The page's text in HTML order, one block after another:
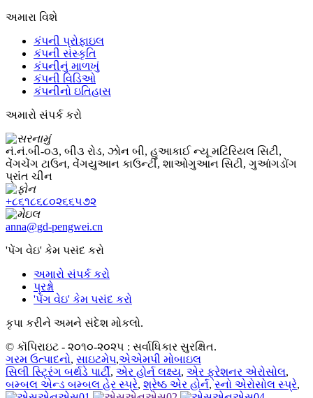
અમારા વિશે
કંપની પ્રોફાઇલ
કંપની સંસ્કૃતિ
કંપનીનું માળખું
કંપની વિડિઓ
કંપનીનો ઇતિહાસ
અમારો સંપર્ક કરો
નં.નં.બી-૦૩, બી૩ રોડ, ઝોન બી, હુઆકાઈ ન્યૂ મટિરિયલ સિટી,
વેંગચેંગ ટાઉન, વેંગયુઆન કાઉન્ટી, શાઓગુઆન સિટી, ગુઆંગડોંગ
પ્રાંત ચીન
+૮૬૧૮૬૮૦૨૬૬૫૭૨
anna@gd-pengwei.cn
'પેંગ વેઇ' કેમ પસંદ કરો
અમારો સંપર્ક કરો
પ્રશ્નો
'પેંગ વેઇ' કેમ પસંદ કરો
કૃપા કરીને અમને સંદેશ મોકલો.
© કૉપિરાઇટ - ૨૦૧૦-૨૦૨૫ : સર્વાધિકાર સુરક્ષિત.
ગરમ ઉત્પાદનો, સાઇટમેપ,એએમપી મોબાઇલ
સિલી સ્ટ્રિંગ બર્થડે પાર્ટી, એર હોર્ન લક્ષ્ય, એર ફ્રેશનર એરોસોલ,
બમ્બલ એન્ડ બમ્બલ હેર સ્પ્રે, શ્રેષ્ઠ એર હોર્ન,સ્નો એરોસોલ સ્પ્રે,